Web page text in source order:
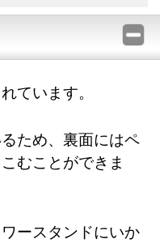
ています。
ため、裏面にはペ
むことができま
ースタンドにいか